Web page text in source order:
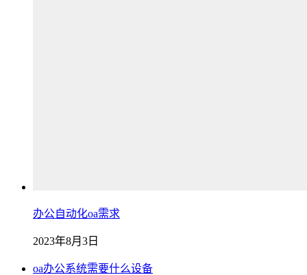
办公自动化oa需求
2023年8月3日
oa办公系统需要什么设备